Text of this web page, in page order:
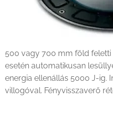
500 vagy 700 mm föld
esetén automatikusan
energia ellenállás 5000 J-ig.
villogóval. Fényvisszaverő